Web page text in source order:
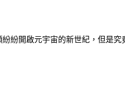
紛開啟元宇宙的新世紀，但是